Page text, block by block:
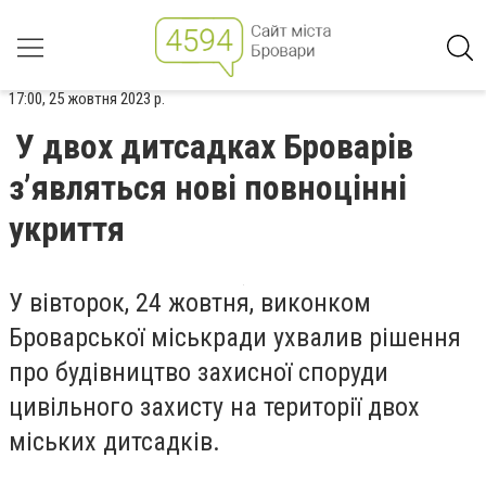
17:00, 25 жовтня 2023 р.
У двох дитсадках Броварів
з’являться нові повноцінні
укриття
У вівторок, 24 жовтня, виконком
Броварської міськради ухвалив рішення
про будівництво захисної споруди
цивільного захисту на території двох
міських дитсадків.